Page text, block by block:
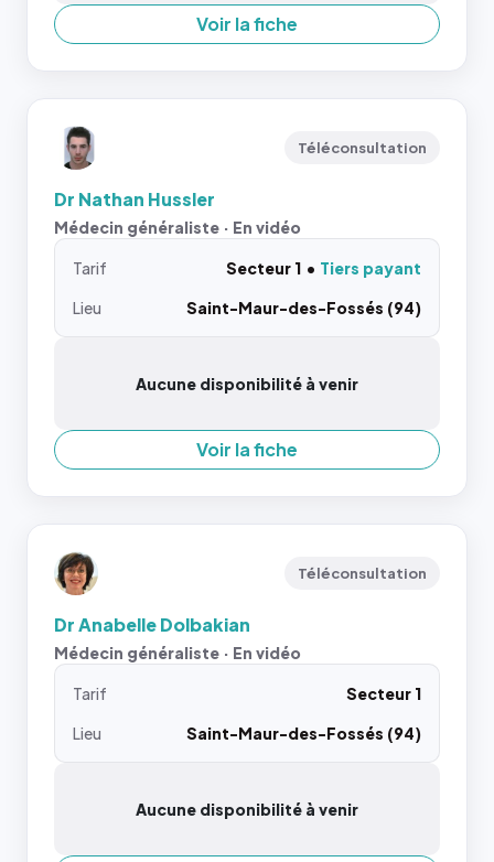
Voir la fiche
Téléconsultation
Dr Nathan Hussler
Médecin généraliste · En vidéo
Tarif Secteur 1
Tiers payant
Lieu
Saint-Maur-des-Fossés (94)
Aucune disponibilité à venir
Voir la fiche
Téléconsultation
Dr Anabelle Dolbakian
Médecin généraliste · En vidéo
Tarif
Secteur 1
Lieu
Saint-Maur-des-Fossés (94)
Aucune disponibilité à venir